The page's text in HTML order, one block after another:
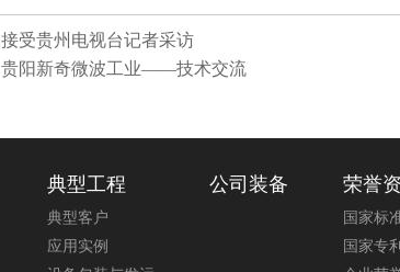
接受贵州电视台记者采访
贵阳新奇微波工业——技术交流
典型工程
典型客户
应用实例
公司装备 荣誉
国家标
国家专利